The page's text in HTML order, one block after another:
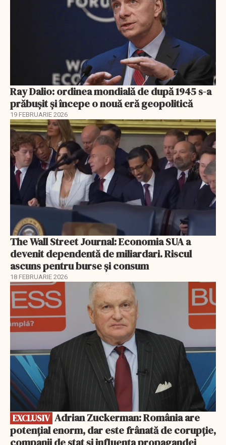
Ray Dalio: ordinea mondială de după 1945 s-a
prăbușit și începe o nouă eră geopolitică
19 FEBRUARIE 2026
The Wall Street Journal: Economia SUA a
devenit dependentă de miliardari. Riscul
ascuns pentru burse și consum
18 FEBRUARIE 2026
EXCLUSIV
EXCLUSIV
potențial enorm, dar este frânată de corupție,